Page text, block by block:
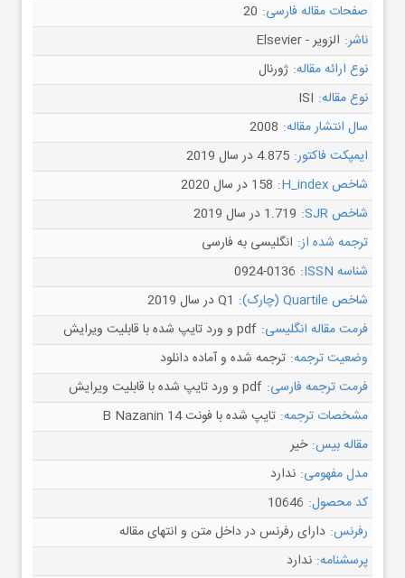
صفحات مقاله فارسی: 20
ناشر: الزویر - Elsevier
نوع ارائه مقاله: ژورنال
نوع مقاله: ISI
سال انتشار مقاله: 2008
ایمپکت فاکتور: 4.875 در سال 2019
شاخص H_index:
158 در سال 2020
شاخص SJR:
1.719 در سال 2019
ترجمه شده از: انگلیسی به فارسی
شناسه ISSN:
0924-0136
شاخص Quartile (چارک):
Q1 در سال 2019
فرمت مقاله انگلیسی: pdf و ورد تایپ شده با قابلیت ویرایش
وضعیت ترجمه: ترجمه شده و آماده دانلود
فرمت ترجمه فارسی: pdf و ورد تایپ شده با قابلیت ویرایش
مشخصات ترجمه: تایپ شده با فونت B Nazanin 14
مقاله بیس: خیر
مدل مفهومی: ندارد
کد محصول: 10646
رفرنس: دارای رفرنس در داخل متن و انتهای مقاله
پرسشنامه: ندارد